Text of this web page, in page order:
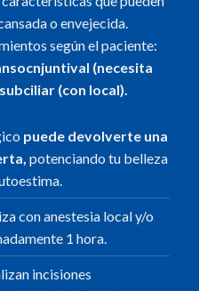
o envejecida.
según el paciente:
(necesita
(con local).
puede devolverte una
potenciando tu belleza
con anestesia local y/o
1 hora.
incisiones